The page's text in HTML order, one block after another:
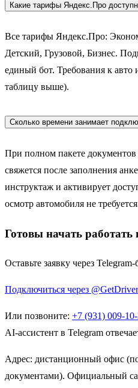
Какие тарифы Яндекс.Про
Все тарифы Яндекс.Про:
Детский, Грузовой, Бизнес.
единый бот. Требования к авто
таблицу выше).
Сколько времени занимает
При полном пакете
свяжется после заполнения
инструктаж и активирует
осмотр автомобиля не
Готовы начать работать
Оставьте заявку через
Подключиться через
Или позвоните: +7 (931) 009-
AI-ассистент в Telegram
Адрес: дистанционный офис
документами). Официальный